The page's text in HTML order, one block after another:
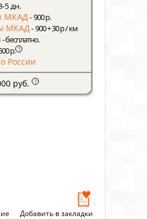
5 дн.
МКАД- 900 р.
МКАД- 900 + 30 р / км
- бесплатно.
р. ?
России
руб.
?
Добавить в закладки